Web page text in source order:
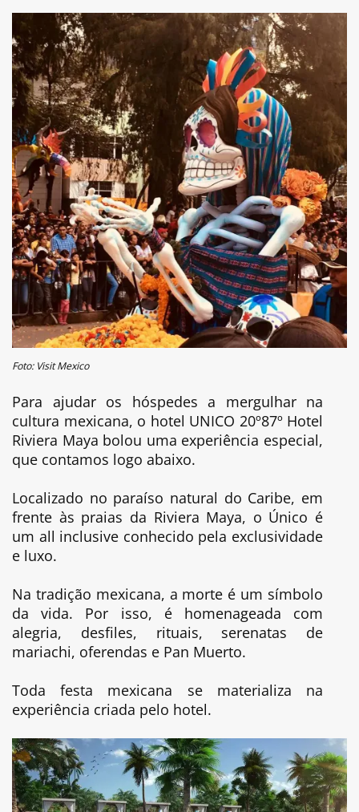
Foto: Visit Mexico
Para ajudar os hóspedes a mergulhar na
cultura mexicana, o hotel UNICO 20º87º Hotel
Riviera Maya bolou uma experiência especial,
que contamos logo abaixo.
Localizado no paraíso natural do Caribe, em
frente às praias da Riviera Maya, o Único é
um all inclusive conhecido pela exclusividade
e luxo.
Na tradição mexicana, a morte é um símbolo
da vida. Por isso, é homenageada com
alegria, desfiles, rituais, serenatas de
mariachi, oferendas e Pan Muerto.
Toda festa mexicana se materializa na
experiência criada pelo hotel.